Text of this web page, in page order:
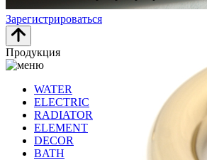
Зарегистрироваться
Продукция
WATER
ELECTRIC
RADIATOR
ELEMENT
DECOR
BATH